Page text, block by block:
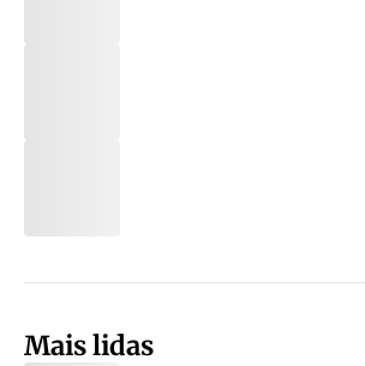
Mais lidas